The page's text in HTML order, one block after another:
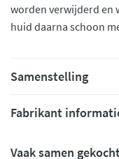
worden verwijderd en
huid daarna schoon
Samenstelling
Fabrikant
Vaak samen gekocht